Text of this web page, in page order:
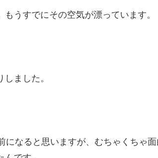
うすでにその空気が漂っています。
ました。
になると思いますが、むちゃくちゃ